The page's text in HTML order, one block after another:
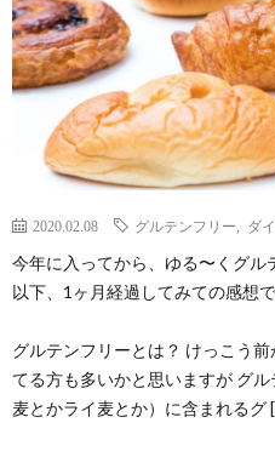
2020.02.08 グルテンフリー ダ
今年に入ってから、ゆる〜くグル
以下、1ヶ月経過してみての感想で
グルテンフリーとは？ けっこう
てる方も多いかと思いますが グ
麦とかライ麦とか）に含まれるグ